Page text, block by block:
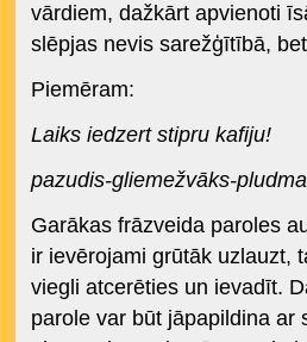
vārdiem, dažkārt apvienoti
slēpjas nevis sarežģītībā,
Piemēram:
Laiks iedzert stipru kafiju!
pazudis-gliemežvāks-
Garākas frāzveida paroles
ir ievērojami grūtāk uzlauzt,
viegli atcerēties un ievadīt.
parole var būt jāpapildina ar